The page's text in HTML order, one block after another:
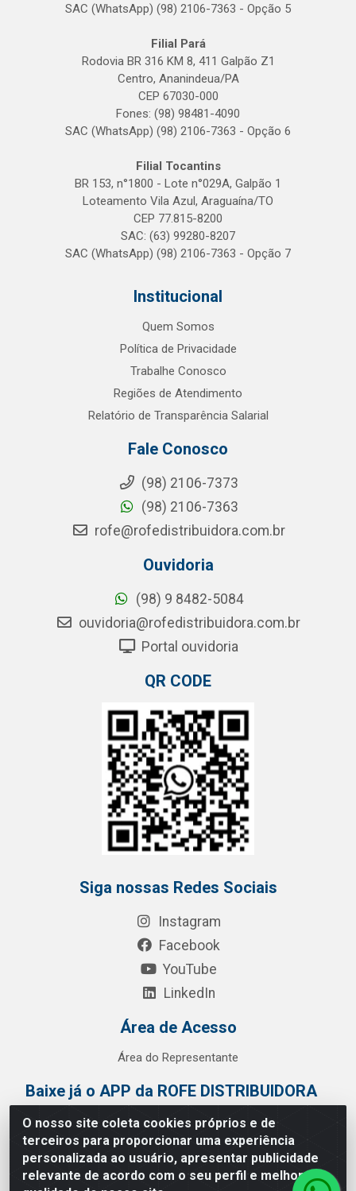
O nosso site coleta cookies próprios e de
terceiros para proporcionar uma experiência
personalizada ao usuário, apresentar publicidade
relevante de acordo com o seu perfil e melhorar a
SAC (WhatsApp) (98) 2106-7363 - Opção 5
Filial Pará
Rodovia BR 316 KM 8, 411 Galpão Z1
Centro, Ananindeua/PA
CEP 67030-000
Fones: (98) 98481-4090
SAC (WhatsApp) (98) 2106-7363 - Opção 6
Filial Tocantins
BR 153, n°1800 - Lote n°029A, Galpão 1
Loteamento Vila Azul, Araguaína/TO
CEP 77.815-8200
SAC: (63) 99280-8207
SAC (WhatsApp) (98) 2106-7363 - Opção 7
Institucional
Quem Somos
Política de Privacidade
Trabalhe Conosco
Regiões de Atendimento
Relatório de Transparência Salarial
Fale Conosco
(98) 2106-7373
(98) 2106-7363
rofe@rofedistribuidora.com.br
Ouvidoria
(98) 9 8482-5084
ouvidoria@rofedistribuidora.com.br
Portal ouvidoria
QR CODE
Siga nossas Redes Sociais
Instagram
Facebook
YouTube
LinkedIn
Área de Acesso
Área do Representante
Baixe já o APP da ROFE DISTRIBUIDORA